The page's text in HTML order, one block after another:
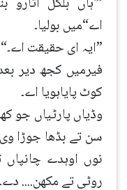
اے“میں بولیا۔
”ایہ ای حقیقت اے۔“
فیرمیں کجھ دیر
کوٹ پایاہویا اے۔
وڈیاں پارٹیاں جو
سن تے بڈھا جوڑا
نوں اوہدے
روٹی تے مکھن....